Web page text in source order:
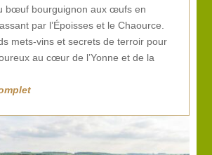
bœuf bourguignon aux œufs en
par l’Époisses et le Chaource.
mets-vins et secrets de terroir pour
au cœur de l’Yonne et de la